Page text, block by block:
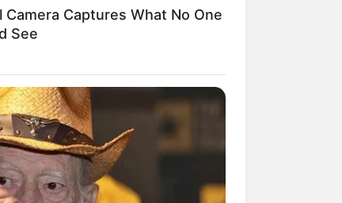
9 Chat Ojek Online &
Camera Captures What No One
See